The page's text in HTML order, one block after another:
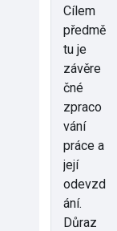
Cílem
předmě
tu je
závěre
čné
zpraco
vání
práce a
její
odevzd
ání.
Důraz